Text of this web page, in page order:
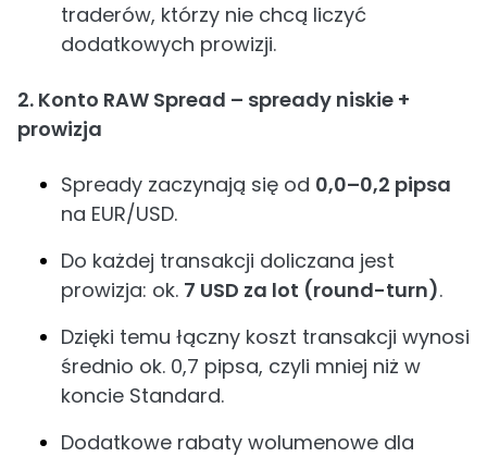
traderów, którzy nie chcą liczyć
dodatkowych prowizji.
2. Konto RAW Spread – spready niskie +
prowizja
Spready zaczynają się od 0,0–0,2 pipsa
na EUR/USD.
Do każdej transakcji doliczana jest
prowizja: ok. 7 USD za lot (round-turn).
Dzięki temu łączny koszt transakcji wynosi
średnio ok. 0,7 pipsa, czyli mniej niż w
koncie Standard.
Dodatkowe rabaty wolumenowe dla